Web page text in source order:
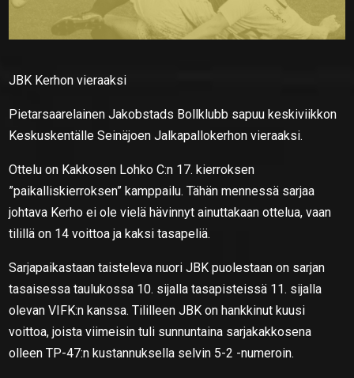
JBK Kerhon vieraaksi
Pietarsaarelainen Jakobstads Bollklubb sapuu keskiviikkon
Keskuskentälle Seinäjoen Jalkapallokerhon vieraaksi.
Ottelu on Kakkosen Lohko C:n 17. kierroksen
”paikalliskierroksen” kamppailu. Tähän mennessä sarjaa
johtava Kerho ei ole vielä hävinnyt ainuttakaan ottelua, vaan
tilillä on 14 voittoa ja kaksi tasapeliä.
Sarjapaikastaan taisteleva nuori JBK puolestaan on sarjan
tasaisessa taulukossa 10. sijalla tasapisteissä 11. sijalla
olevan VIFK:n kanssa. Tililleen JBK on hankkinut kuusi
voittoa, joista viimeisin tuli sunnuntaina sarjakakkosena
olleen TP-47:n kustannuksella selvin 5-2 -numeroin.